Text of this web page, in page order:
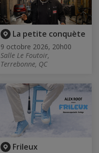
La petite conquète
9 octobre 2026, 20h00
Salle Le Foutoir,
Terrebonne, QC
Frileux